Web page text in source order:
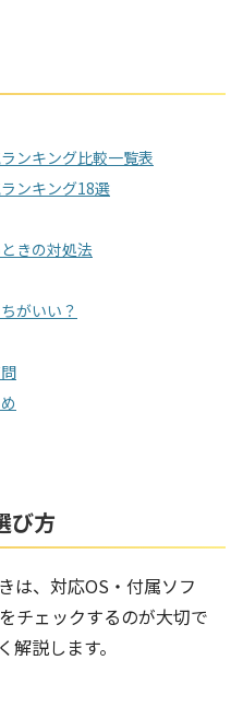
ンキング比較一覧表
ンキング18選
きの対処法
がいい？
び方
は、対応OS・付属ソフ
チェックするのが大切で
説します。